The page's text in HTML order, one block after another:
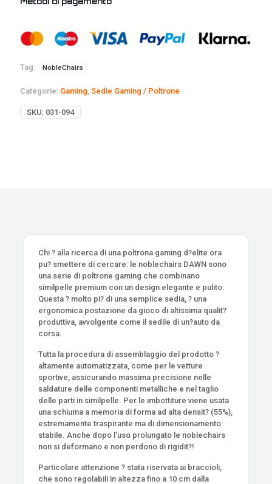
Tag: NobleChairs
Categorie: Gaming Sedie Gaming / Poltrone
SKU: 031-094
Chi ? alla ricerca di una poltrona gaming d?elite ora
pu? smettere di cercare: le noblechairs DAWN sono
una serie di poltrone gaming che combinano
similpelle premium con un design elegante e pulito.
Questa ? molto pi? di una semplice sedia, ? una
ergonomica postazione da gioco di altissima qualit?
produttiva, avvolgente come il sedile di un?auto da
corsa.
Tutta la procedura di assemblaggio del prodotto ?
altamente automatizzata, come per le vetture
sportive, assicurando massima precisione nelle
saldature delle componenti metalliche e nel taglio
delle parti in similpelle. Per le imbottiture viene usata
una schiuma a memoria di forma ad alta densit? (55%),
estremamente traspirante ma di dimensionamento
stabile. Anche dopo l’uso prolungato le noblechairs
non si deformano e non perdono di rigidit?!
Particolare attenzione ? stata riservata ai braccioli,
che sono regolabili in altezza fino a 10 cm dalla